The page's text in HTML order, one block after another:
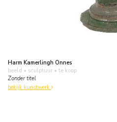
Harm Kamerlingh Onnes
beeld • sculptuur • te koop
Zonder titel
bekijk kunstwerk